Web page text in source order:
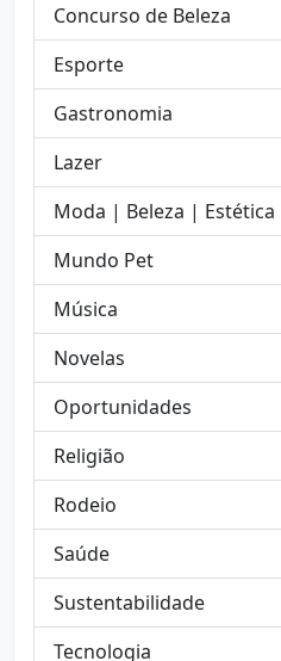
Concurso de Beleza
Esporte
Gastronomia
Lazer
Moda | Beleza | Estética
Mundo Pet
Música
Novelas
Oportunidades
Religião
Rodeio
Saúde
Sustentabilidade
Tecnologia